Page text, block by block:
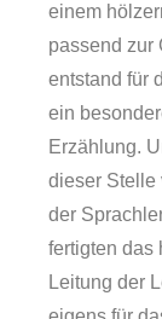
einem
passend zur
entstand für
ein
Erzählung.
dieser Stelle
der
fertigten das
Leitung der